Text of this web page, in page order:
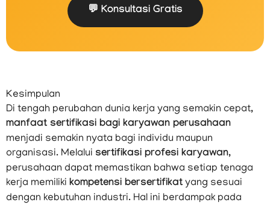
💬 Konsultasi Gratis
Kesimpulan
Di tengah perubahan dunia kerja yang semakin cepat,
manfaat sertifikasi bagi karyawan perusahaan
menjadi semakin nyata bagi individu maupun
organisasi. Melalui sertifikasi profesi karyawan,
perusahaan dapat memastikan bahwa setiap tenaga
kerja memiliki kompetensi bersertifikat yang sesuai
dengan kebutuhan industri. Hal ini berdampak pada